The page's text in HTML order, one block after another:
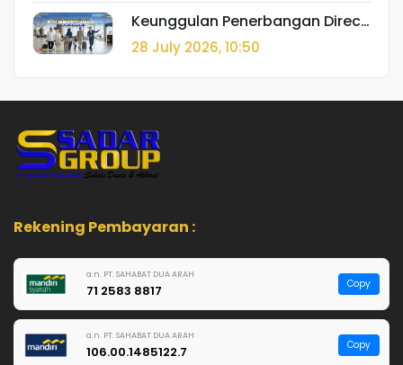
Keunggulan Penerbangan Direct
Flight Kualanamu Medan-
Jeddah bagi Jemaah Lansia
dan Anak-Anak
28 July 2026, 10:50
Rekening Pembayaran :
a.n. PT. SAHABAT DUA ARAH
71 2583 8817 Copy
a.n. PT. SAHABAT DUA ARAH
106.00.1485122.7 Copy